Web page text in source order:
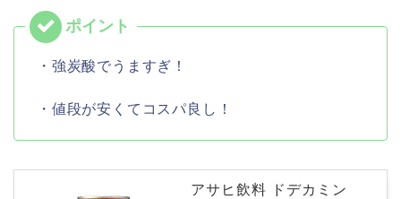
・強炭酸でうますぎ！
・値段が安くてコスパ良し！
アサヒ飲料 ドデカミン